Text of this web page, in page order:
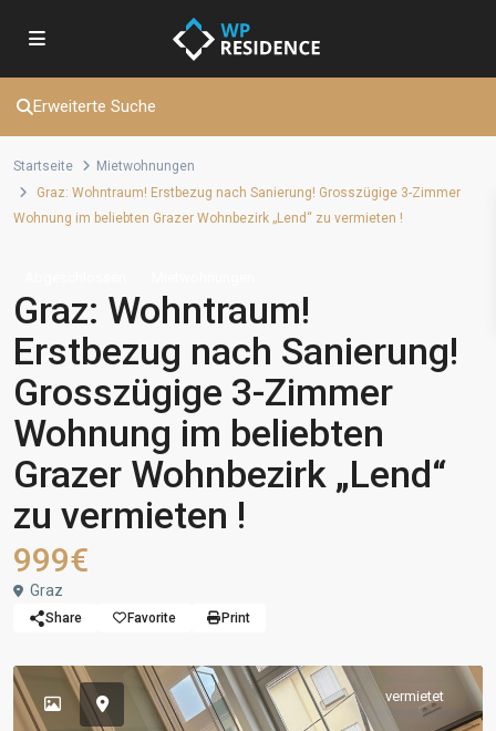
Erweiterte Suche
Startseite
Mietwohnungen
Graz: Wohntraum! Erstbezug nach Sanierung! Grosszügige 3-Zimmer
Wohnung im beliebten Grazer Wohnbezirk „Lend“ zu vermieten !
Graz: Wohntraum!
Erstbezug nach Sanierung!
Grosszügige 3-Zimmer
Wohnung im beliebten
Grazer Wohnbezirk „Lend“
zu vermieten !
999€
Graz
Share Favorite Print
vermietet